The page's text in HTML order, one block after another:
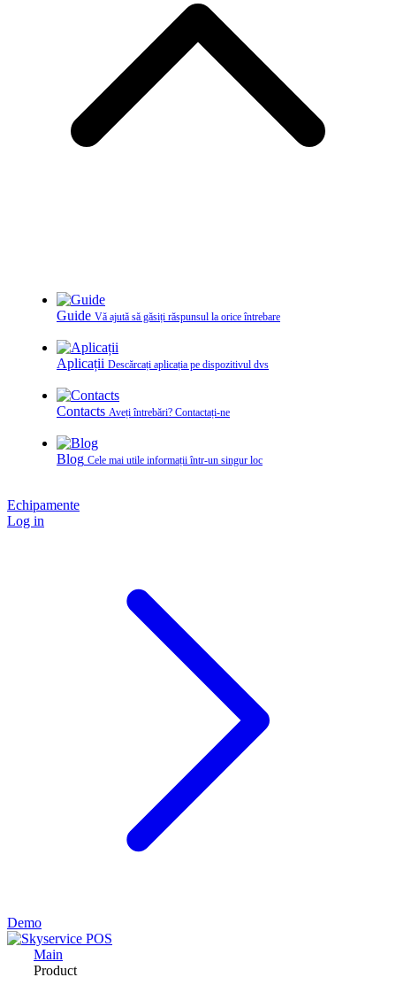
Guide Vă ajută să găsiți răspunsul la orice întrebare
Aplicații Descărcați aplicația pe dispozitivul dvs
Contacts Aveți întrebări? Contactați‑ne
Blog Cele mai utile informații într-un singur loc
Echipamente
Log in
Demo
Main
Product